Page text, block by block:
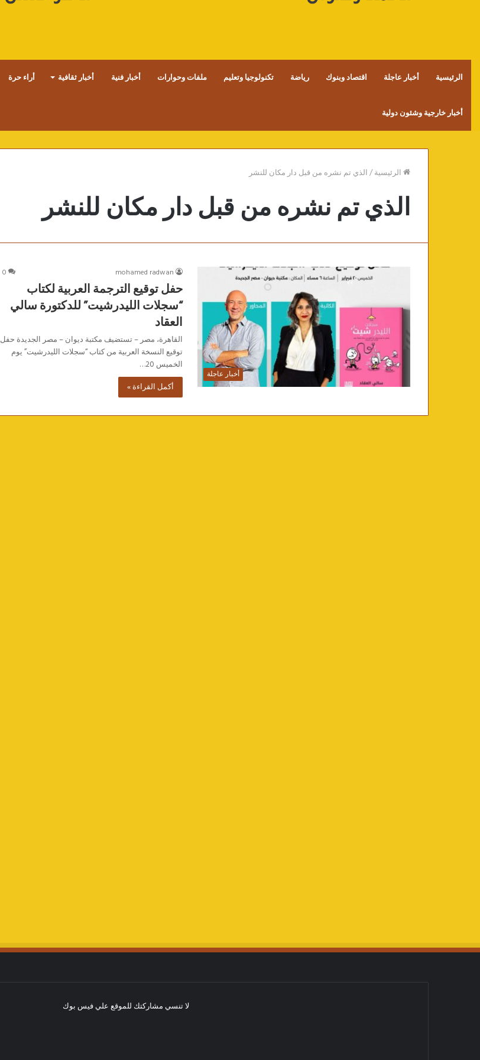
الرئيسية أخبار عاجلة اقتصاد وبنوك رياضة تكنولوجيا وتعليم ملفات وحوارات أخبار فنية أخبار ثقافية أراء حرة
أخبار خارجية وشئون دولية
الرئيسية/الذي تم نشره من قبل دار مكان للنشر
الذي تم نشره من قبل دار مكان للنشر
أخبار عاجلة
mohamed radwan
0
حفل توقيع الترجمة العربية لكتاب
“سجلات الليدرشيت” للدكتورة سالي
العقاد
القاهرة، مصر – تستضيف مكتبة ديوان – مصر الجديدة حفل
توقيع النسخة العربية من كتاب “سجلات الليدرشيت” يوم
الخميس 20…
أكمل القراءة »
لا تنسي مشاركتك للموقع علي فيس بوك